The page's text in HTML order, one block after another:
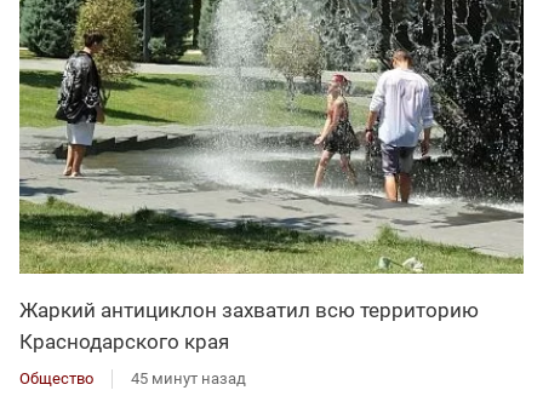
Жаркий антициклон захватил всю территорию
Краснодарского края
Общество 45 минут назад